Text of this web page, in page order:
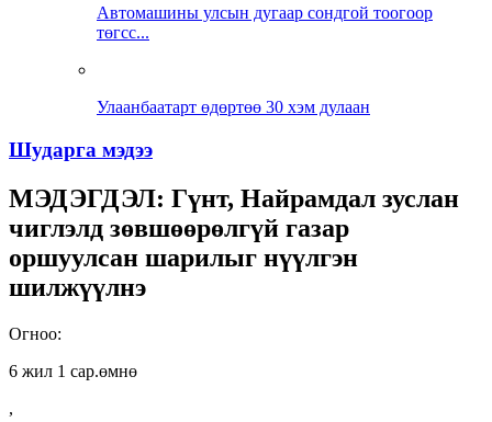
Автомашины улсын дугаар сондгой тоогоор
төгсс...
Улаанбаатарт өдөртөө 30 хэм дулаан
Шударга мэдээ
МЭДЭГДЭЛ: Гүнт, Найрамдал зуслан
чиглэлд зөвшөөрөлгүй газар
оршуулсан шарилыг нүүлгэн
шилжүүлнэ
Огноо:
6 жил 1 сар.өмнө
,